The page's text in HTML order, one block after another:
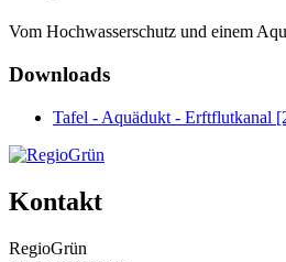
Vom Hochwasserschutz und einem
Downloads
Tafel - Aquädukt - Erftflutkanal
Kontakt
RegioGrün